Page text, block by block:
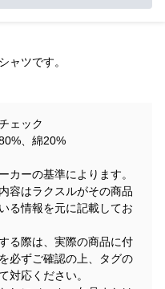
ャツです。
ェック
、綿20%
カーの基準によります。
容はラクスルがその商品
る情報を元に記載してお
る際は、実際の商品に付
必ずご確認の上、タグの
対応ください。